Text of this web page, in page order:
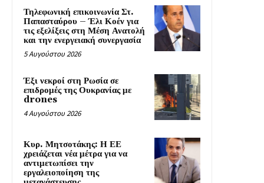
Τηλεφωνική επικοινωνία Στ.
Παπασταύρου – Έλι Κοέν για
τις εξελίξεις στη Μέση Ανατολή
και την ενεργειακή συνεργασία
5 Αυγούστου 2026
Έξι νεκροί στη Ρωσία σε
επιδρομές της Ουκρανίας με
drones
4 Αυγούστου 2026
Κυρ. Μητσοτάκης: Η ΕΕ
χρειάζεται νέα μέτρα για να
αντιμετωπίσει την
εργαλειοποίηση της